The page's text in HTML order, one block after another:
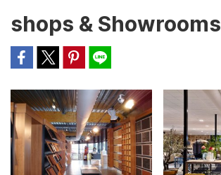
shops & Showrooms